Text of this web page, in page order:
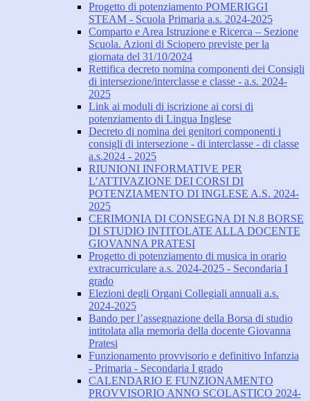
Progetto di potenziamento POMERIGGI
STEAM - Scuola Primaria a.s. 2024-2025
Comparto e Area Istruzione e Ricerca – Sezione
Scuola. Azioni di Sciopero previste per la
giornata del 31/10/2024
Rettifica decreto nomina componenti dei Consigli
di intersezione/interclasse e classe - a.s. 2024-
2025
Link ai moduli di iscrizione ai corsi di
potenziamento di Lingua Inglese
Decreto di nomina dei genitori componenti i
consigli di intersezione - di interclasse - di classe
a.s.2024 - 2025
RIUNIONI INFORMATIVE PER
L’ATTIVAZIONE DEI CORSI DI
POTENZIAMENTO DI INGLESE A.S. 2024-
2025
CERIMONIA DI CONSEGNA DI N.8 BORSE
DI STUDIO INTITOLATE ALLA DOCENTE
GIOVANNA PRATESI
Progetto di potenziamento di musica in orario
extracurriculare a.s. 2024-2025 - Secondaria I
grado
Elezioni degli Organi Collegiali annuali a.s.
2024-2025
Bando per l’assegnazione della Borsa di studio
intitolata alla memoria della docente Giovanna
Pratesi
Funzionamento provvisorio e definitivo Infanzia
- Primaria - Secondaria I grado
CALENDARIO E FUNZIONAMENTO
PROVVISORIO ANNO SCOLASTICO 2024-